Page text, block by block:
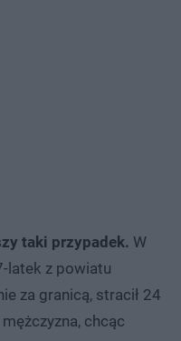
taki przypadek. W
latek z powiatu
za granicą, stracił 24
chcąc